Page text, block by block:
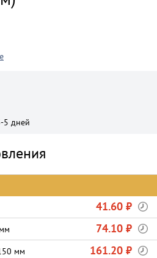
5 дней
41.60 ₽
74.10 ₽
мм 161.20 ₽